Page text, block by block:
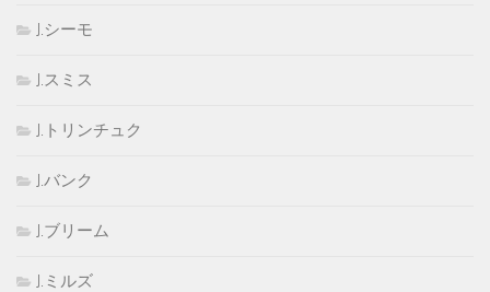
J.シーモ
J.スミス
J.トリンチュク
J.バンク
J.ブリーム
J.ミルズ